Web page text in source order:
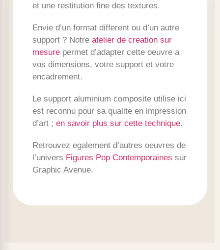
et une restitution fine des textures.
Envie d’un format different ou d’un autre
support ? Notre atelier de creation sur
mesure permet d’adapter cette oeuvre a
vos dimensions, votre support et votre
encadrement.
Le support aluminium composite utilise ici
est reconnu pour sa qualite en impression
d’art ; en savoir plus sur cette technique.
Retrouvez egalement d’autres oeuvres de
l’univers Figures Pop Contemporaines sur
Graphic Avenue.